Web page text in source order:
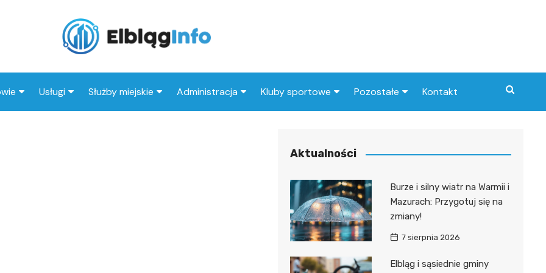
Usługi Służby miejskie Administracja Kluby sportowe
Klub piłkarski
Pozostałe Kontakt
Aktualności
Burze i silny wiatr na Warmii i
Mazurach: Przygotuj się na
zmiany!
7 sierpnia 2026
Elbląg i sąsiednie gminy